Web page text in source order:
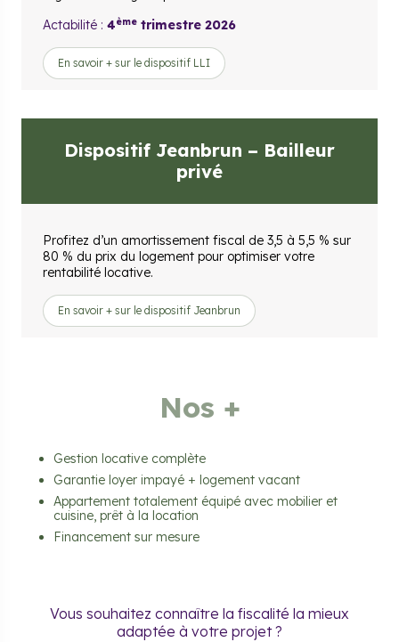
Actabilité : 4ème trimestre 2026
En savoir + sur le dispositif LLI
Dispositif Jeanbrun – Bailleur
privé
Profitez d’un amortissement fiscal de 3,5 à 5,5 % sur
80 % du prix du logement pour optimiser votre
rentabilité locative.
En savoir + sur le dispositif Jeanbrun
Nos +
Gestion locative complète
Garantie loyer impayé + logement vacant
Appartement totalement équipé avec mobilier et
cuisine, prêt à la location
Financement sur mesure
Vous souhaitez connaître la fiscalité la mieux
adaptée à votre projet ?